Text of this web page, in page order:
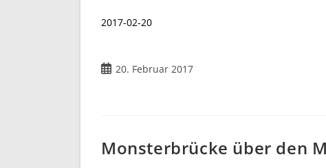
2017-02-20
Beitrag
20. Februar 2017
Monsterbrücke über den